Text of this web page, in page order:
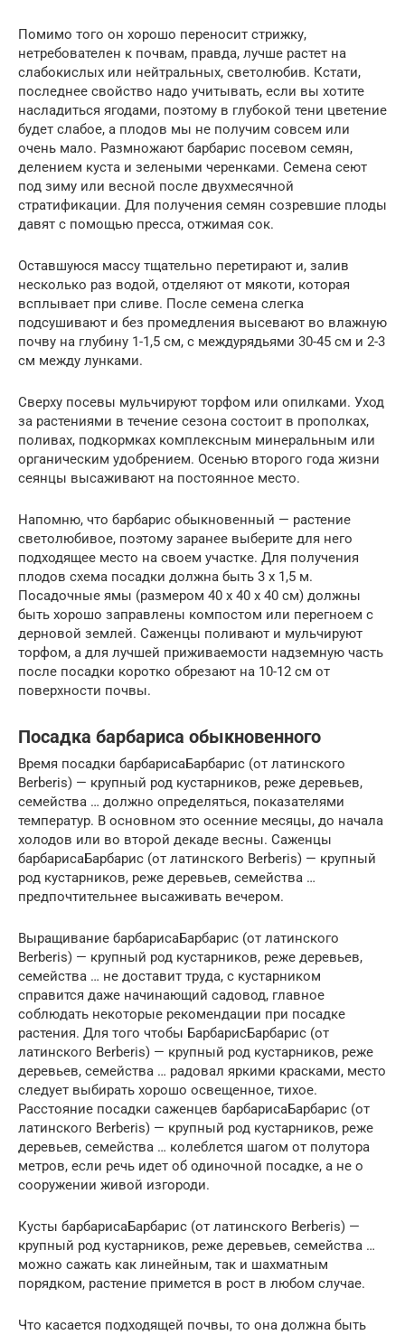
Помимо того он хорошо переносит стрижку,
нетребователен к почвам, правда, лучше растет на
слабокислых или нейтральных, светолюбив. Кстати,
последнее свойство надо учитывать, если вы хотите
насладиться ягодами, поэтому в глубокой тени цветение
будет слабое, а плодов мы не получим совсем или
очень мало. Размножают барбарис посевом семян,
делением куста и зелеными черенками. Семена сеют
под зиму или весной после двухмесячной
стратификации. Для получения семян созревшие плоды
давят с помощью пресса, отжимая сок.
Оставшуюся массу тщательно перетирают и, залив
несколько раз водой, отделяют от мякоти, которая
всплывает при сливе. После семена слегка
подсушивают и без промедления высевают во влажную
почву на глубину 1-1,5 см, с междурядьями 30-45 см и 2-3
см между лунками.
Сверху посевы мульчируют торфом или опилками. Уход
за растениями в течение сезона состоит в прополках,
поливах, подкормках комплексным минеральным или
органическим удобрением. Осенью второго года жизни
сеянцы высаживают на постоянное место.
Напомню, что барбарис обыкновенный — растение
светолюбивое, поэтому заранее выберите для него
подходящее место на своем участке. Для получения
плодов схема посадки должна быть 3 х 1,5 м.
Посадочные ямы (размером 40 х 40 х 40 см) должны
быть хорошо заправлены компостом или перегноем с
дерновой землей. Саженцы поливают и мульчируют
торфом, а для лучшей приживаемости надземную часть
после посадки коротко обрезают на 10-12 см от
поверхности почвы.
Посадка барбариса обыкновенного
Время посадки барбарисаБарбарис (от латинского
Berberis) — крупный род кустарников, реже деревьев,
семейства … должно определяться, показателями
температур. В основном это осенние месяцы, до начала
холодов или во второй декаде весны. Саженцы
барбарисаБарбарис (от латинского Berberis) — крупный
род кустарников, реже деревьев, семейства …
предпочтительнее высаживать вечером.
Выращивание барбарисаБарбарис (от латинского
Berberis) — крупный род кустарников, реже деревьев,
семейства … не доставит труда, с кустарником
справится даже начинающий садовод, главное
соблюдать некоторые рекомендации при посадке
растения. Для того чтобы БарбарисБарбарис (от
латинского Berberis) — крупный род кустарников, реже
деревьев, семейства … радовал яркими красками, место
следует выбирать хорошо освещенное, тихое.
Расстояние посадки саженцев барбарисаБарбарис (от
латинского Berberis) — крупный род кустарников, реже
деревьев, семейства … колеблется шагом от полутора
метров, если речь идет об одиночной посадке, а не о
сооружении живой изгороди.
Кусты барбарисаБарбарис (от латинского Berberis) —
крупный род кустарников, реже деревьев, семейства …
можно сажать как линейным, так и шахматным
порядком, растение примется в рост в любом случае.
Что касается подходящей почвы, то она должна быть